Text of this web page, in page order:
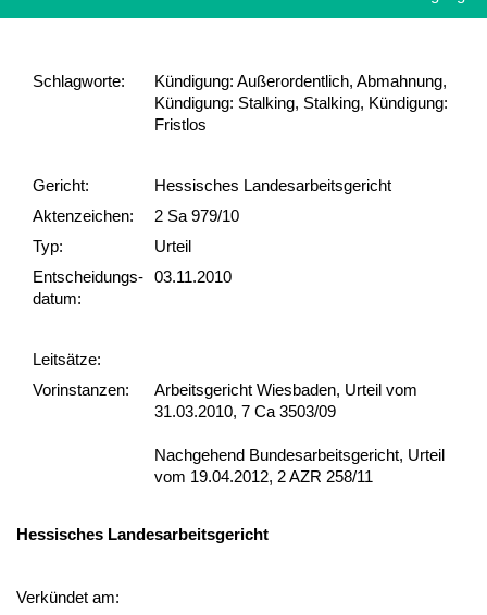
Schlag­worte:
Kündigung: Außerordentlich, Abmahnung,
Kündigung: Stalking, Stalking, Kündigung:
Fristlos
Gericht:
Hessisches Landesarbeitsgericht
Akten­zeichen:
2 Sa 979/10
Typ:
Urteil
Ent­scheid­ungs­
datum:
03.11.2010
Leit­sätze:
Vor­ins­tan­zen:
Arbeitsgericht Wiesbaden, Urteil vom
31.03.2010, 7 Ca 3503/09
Nachgehend Bundesarbeitsgericht, Urteil
vom 19.04.2012, 2 AZR 258/11
Hes­si­sches Lan­des­ar­beits­ge­richt
Verkündet am: